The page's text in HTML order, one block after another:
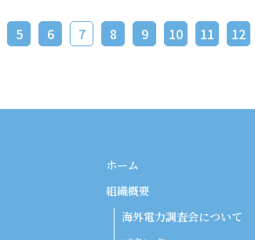
5 6 7 8 9 10 11 12
ホーム
組織概要
海外電力調査会について